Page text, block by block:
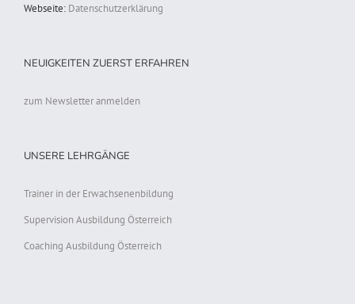
Webseite: Datenschutzerklärung
NEUIGKEITEN ZUERST ERFAHREN
zum Newsletter anmelden
UNSERE LEHRGÄNGE
Trainer in der Erwachsenenbildung
Supervision Ausbildung Österreich
Coaching Ausbildung Österreich